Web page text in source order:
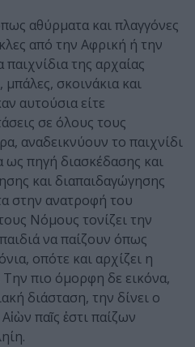
αθύρματα και πλαγγόνες
από την Αφρική ή την
της αρχαίας
σκοινάκια και
αυτούσια είτε
σε όλους τους
αναδεικνύουν το παιχνίδι
ως πηγή διασκέδασης και
και διαπαιδαγώγησης
στην ανατροφή του
Νόμους τονίζει την
να παίζουν όπως
οπότε και αρχίζει η
πιο όμορφη δε εικόνα,
διάσταση, την δίνει ο
παῖς ἐστι παίζων